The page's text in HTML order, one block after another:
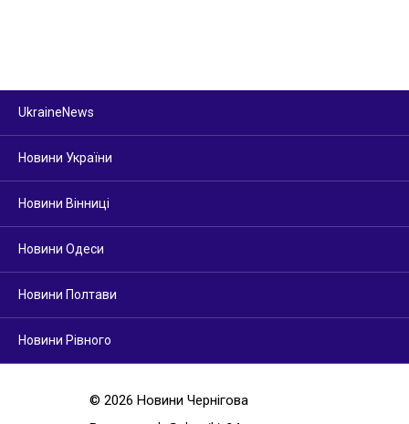
UkraineNews
Новини України
Новини Вінниці
Новини Одеси
Новини Полтави
Новини Рівного
© 2026 Новини Чернігова